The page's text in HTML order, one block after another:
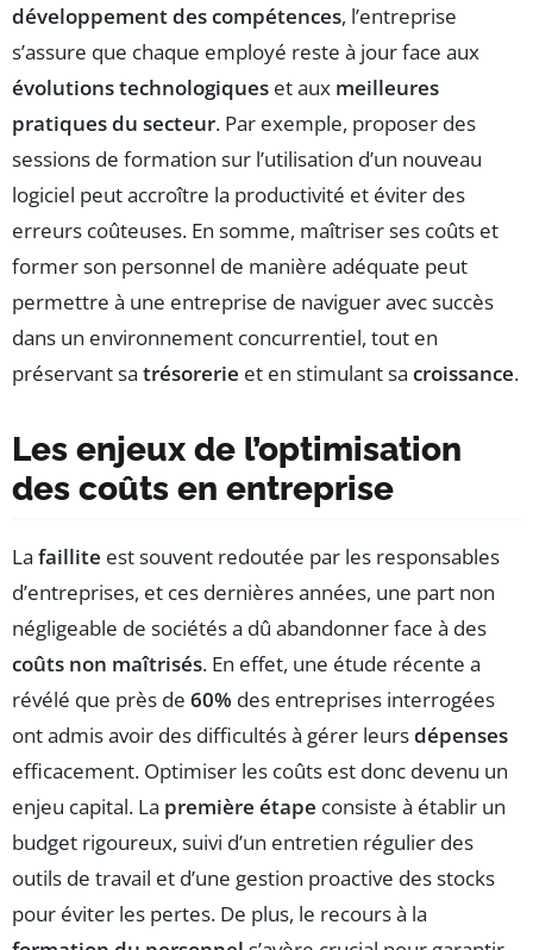
développement des compétences, l’entreprise
s’assure que chaque employé reste à jour face aux
évolutions technologiques et aux meilleures
pratiques du secteur. Par exemple, proposer des
sessions de formation sur l’utilisation d’un nouveau
logiciel peut accroître la productivité et éviter des
erreurs coûteuses. En somme, maîtriser ses coûts et
former son personnel de manière adéquate peut
permettre à une entreprise de naviguer avec succès
dans un environnement concurrentiel, tout en
préservant sa trésorerie et en stimulant sa croissance.
Les enjeux de l’optimisation
des coûts en entreprise
La faillite est souvent redoutée par les responsables
d’entreprises, et ces dernières années, une part non
négligeable de sociétés a dû abandonner face à des
coûts non maîtrisés. En effet, une étude récente a
révélé que près de 60% des entreprises interrogées
ont admis avoir des difficultés à gérer leursdépenses
efficacement. Optimiser les coûts est donc devenu un
enjeu capital. La première étape consiste à établir un
budget rigoureux, suivi d’un entretien régulier des
outils de travail et d’une gestion proactive des stocks
pour éviter les pertes. De plus, le recours à la